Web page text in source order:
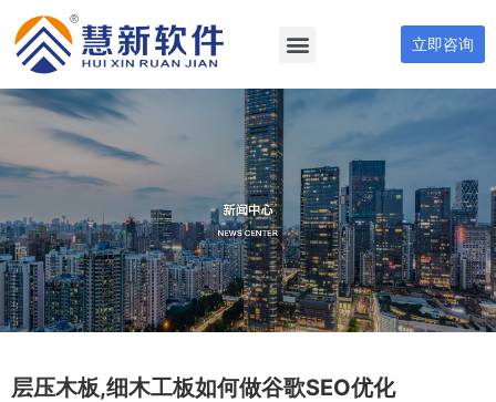
立即咨询
层压木板,细木工板如何做谷歌SEO优化